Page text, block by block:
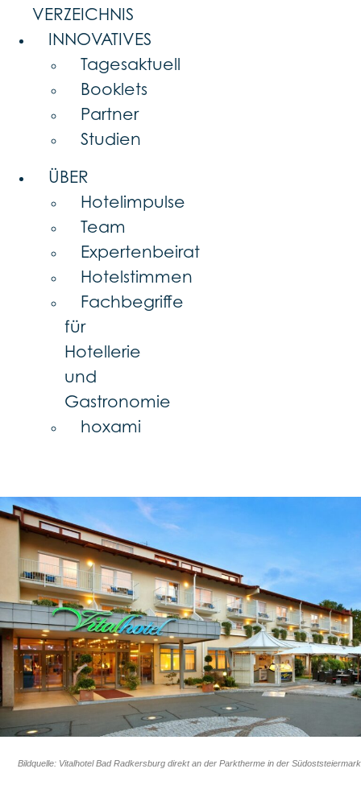
VERZEICHNIS
INNOVATIVES
Tagesaktuell
Booklets
Partner
Studien
ÜBER
Hotelimpulse
Team
Expertenbeirat
Hotelstimmen
Fachbegriffe
für
Hotellerie
und
Gastronomie
hoxami
Bildquelle: Vitalhotel Bad Radkersburg direkt an der Parktherme in der Südoststeiermark